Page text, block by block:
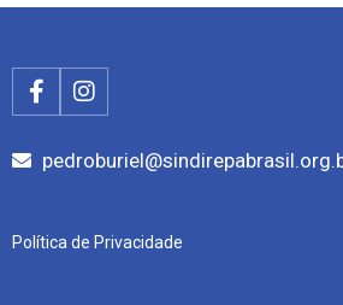
Política de Privacidade